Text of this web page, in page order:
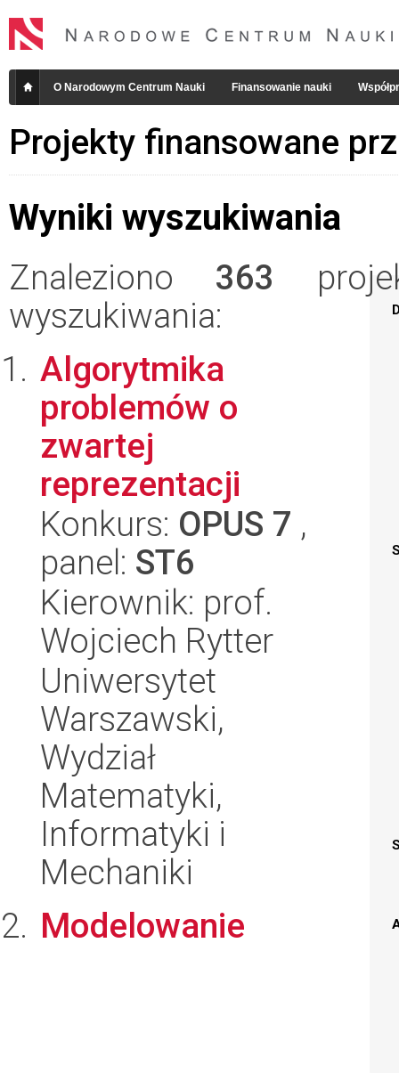
O Narodowym Centrum Nauki Finansowanie nauki
Projekty finansowane
Wyniki wyszukiwania
Znaleziono 363
wyszukiwania:
Algorytmika
problemów o
zwartej
reprezentacji
Konkurs: OPUS 7 ,
panel: ST6
Kierownik: prof.
Wojciech Rytter
Uniwersytet
Warszawski,
Wydział
Matematyki,
Informatyki i
Mechaniki
Modelowanie